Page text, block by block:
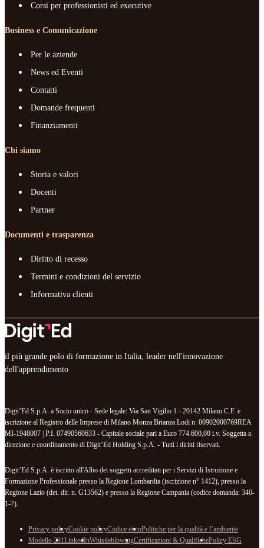
Corsi per professionisti ed executive
Business e Comunicazione
Per le aziende
News ed Eventi
Contatti
Domande frequenti
Finanziamenti
Chi siamo
Storia e valori
Docenti
Partner
Documenti e trasparenza
Diritto di recesso
Termini e condizioni del servizio
Informativa clienti
il più grande polo di formazione in Italia, leader nell'innovazione
dell'apprendimento
Digit’Ed S.p.A. a Socio unico - Sede legale: Via San Vigilio 1 - 20142 Milano C.F. e
iscrizione al Registro delle Imprese di Milano Monza Brianza Lodi n. 00902000769REA
MI-1948007 | P.I. 07490560633 - Capitale sociale pari a Euro 774.600,00 i.v. Soggetta a
direzione e coordinamento di Digit’Ed Holding S.p.A. - Tutti i diritti riservati.
Digit’Ed S.p.A. è iscritto all'Albo dei soggetti accreditati per i Servizi di Istruzione e
Formazione Professionale presso la Regione Lombardia (iscrizione n° 1412), presso la
Regione Lazio (det. dir. n. G13562) e presso la Regione Campania (codice domanda: 340-
1-7).
Privacy policyCookie policyCodice eticoPolitiche per la qualità e l’ambiente
Modello 231LinkedInWhistleblowingCertificazioni & QualifichePolicy ESG